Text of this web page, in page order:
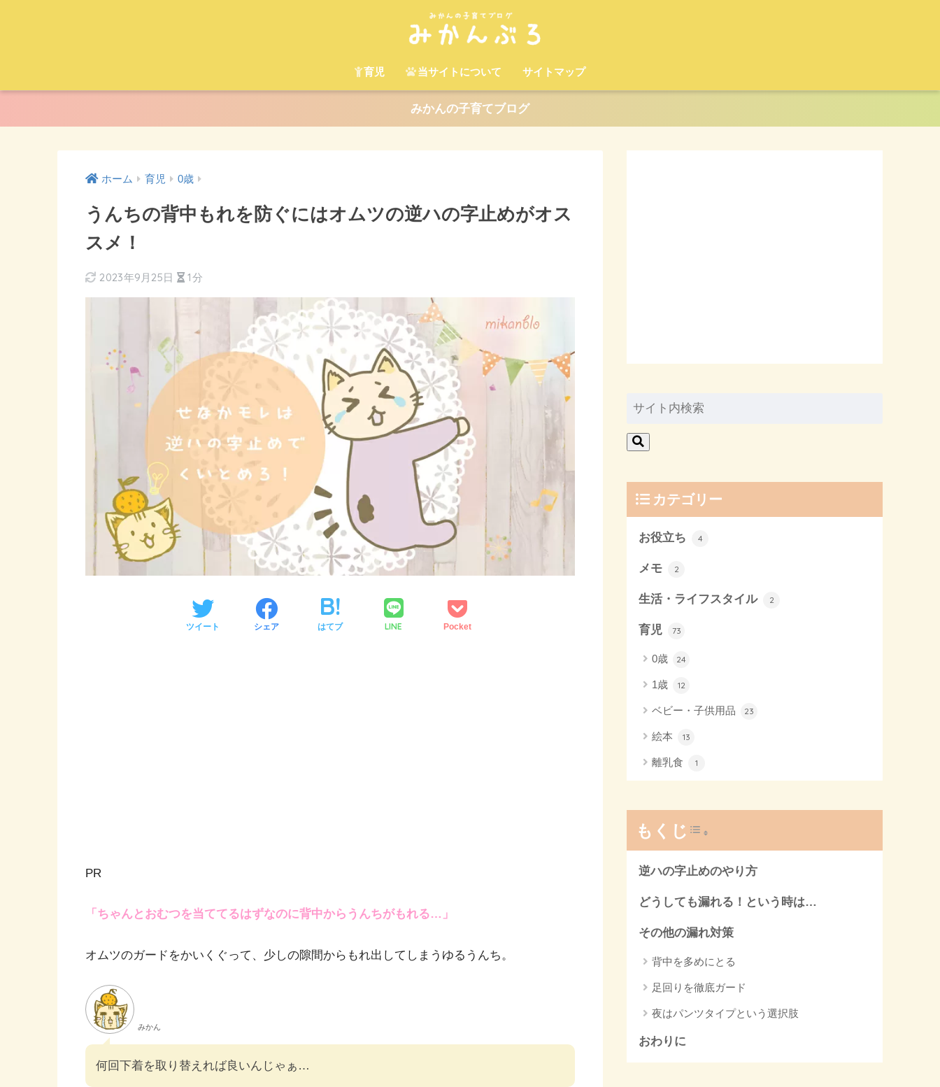
育児 当サイトについて サイトマップ
みかんの子育てブログ
ホーム 育児 0歳
うんちの背中もれを防ぐにはオムツの逆ハの字止めがオス
スメ！
2023年9月25日 1分
ツイート シェア はてブ LINE Pocket
PR
「ちゃんとおむつを当ててるはずなのに背中からうんちがもれる…」
オムツのガードをかいくぐって、少しの隙間からもれ出してしまうゆるうんち。
みかん
何回下着を取り替えれば良いんじゃぁ…
カテゴリー
お役立ち 4
メモ 2
生活・ライフスタイル 2
育児 73
0歳 24
1歳 12
ベビー・子供用品 23
絵本 13
離乳食 1
もくじ Toggle Table of Content
逆ハの字止めのやり方
どうしても漏れる！という時は…
その他の漏れ対策
背中を多めにとる
足回りを徹底ガード
夜はパンツタイプという選択肢
おわりに